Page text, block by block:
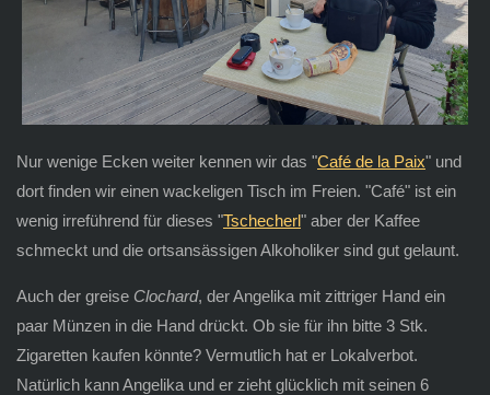
Nur wenige Ecken weiter kennen wir das "Café de la Paix" und
dort finden wir einen wackeligen Tisch im Freien. "Café" ist ein
wenig irreführend für dieses "Tschecherl" aber der Kaffee
schmeckt und die ortsansässigen Alkoholiker sind gut gelaunt.
Auch der greise Clochard, der Angelika mit zittriger Hand ein
paar Münzen in die Hand drückt. Ob sie für ihn bitte 3 Stk.
Zigaretten kaufen könnte? Vermutlich hat er Lokalverbot.
Natürlich kann Angelika und er zieht glücklich mit seinen 6